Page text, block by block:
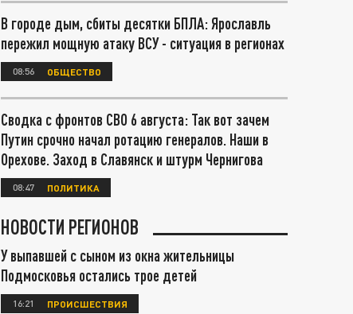
В городе дым, сбиты десятки БПЛА: Ярославль
пережил мощную атаку ВСУ - ситуация в регионах
08:56 ОБЩЕСТВО
Сводка с фронтов СВО 6 августа: Так вот зачем
Путин срочно начал ротацию генералов. Наши в
Орехове. Заход в Славянск и штурм Чернигова
08:47 ПОЛИТИКА
НОВОСТИ РЕГИОНОВ
У выпавшей с сыном из окна жительницы
Подмосковья остались трое детей
16:21 ПРОИСШЕСТВИЯ